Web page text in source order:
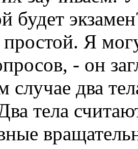
будет
Я
- он
два
тела